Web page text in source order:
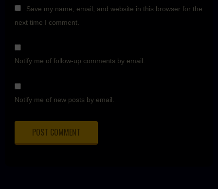
Save my name, email, and website in this browser for the
next time I comment.
Notify me of follow-up comments by email.
Notify me of new posts by email.